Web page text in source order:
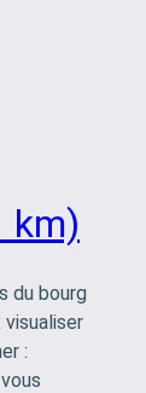
km)
du bourg
visualiser
: